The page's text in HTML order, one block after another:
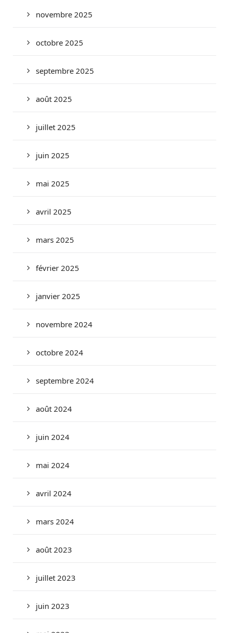
novembre 2025
octobre 2025
septembre 2025
août 2025
juillet 2025
juin 2025
mai 2025
avril 2025
mars 2025
février 2025
janvier 2025
novembre 2024
octobre 2024
septembre 2024
août 2024
juin 2024
mai 2024
avril 2024
mars 2024
août 2023
juillet 2023
juin 2023